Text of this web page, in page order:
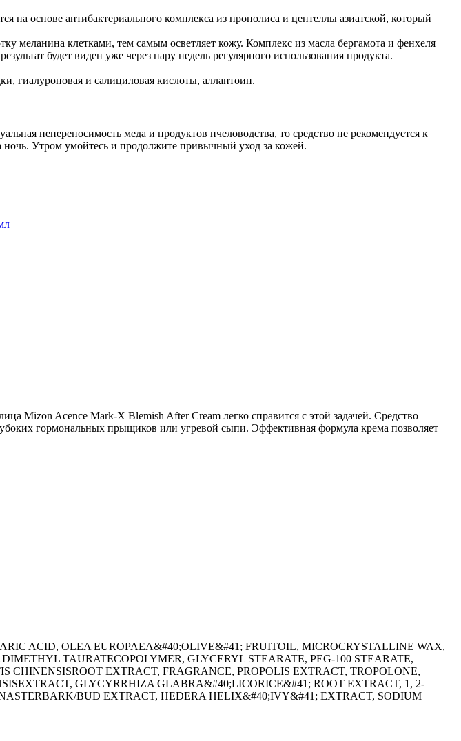
на основе антибактериального комплекса из прополиса и центеллы азиатской, который
меланина клетками, тем самым осветляет кожу. Комплекс из масла бергамота и фенхеля
будет виден уже через пару недель регулярного использования продукта.
гиалуроновая и салициловая кислоты, аллантоин.
непереносимость меда и продуктов пчеловодства, то средство не рекомендуется к
ночь. Утром умойтесь и продолжите привычный уход за кожей.
Mizon Acence Mark-X Blemish After Cream легко справится с этой задачей. Средство
гормональных прыщиков или угревой сыпи. Эффективная формула крема позволяет
ACID, OLEA EUROPAEA&#40;OLIVE&#41; FRUITOIL, MICROCRYSTALLINE WAX,
TAURATECOPOLYMER, GLYCERYL STEARATE, PEG-100 STEARATE,
EXTRACT, FRAGRANCE, PROPOLIS EXTRACT, TROPOLONE,
GLYCYRRHIZA GLABRA&#40;LICORICE&#41; ROOT EXTRACT, 1, 2-
BUD EXTRACT, HEDERA HELIX&#40;IVY&#41; EXTRACT, SODIUM